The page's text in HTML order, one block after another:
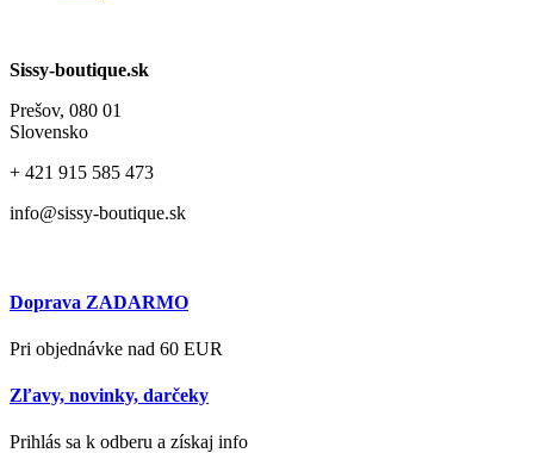
Sissy-boutique.sk
Prešov, 080 01
Slovensko
+ 421 915 585 473
info@sissy-boutique.sk
Doprava ZADARMO
Pri objednávke nad 60 EUR
Zľavy, novinky, darčeky
Prihlás sa k odberu a získaj info